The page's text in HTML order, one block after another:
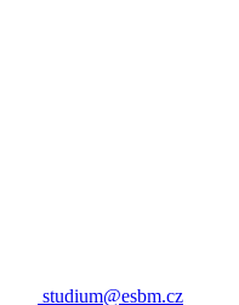
studium@esbm.cz